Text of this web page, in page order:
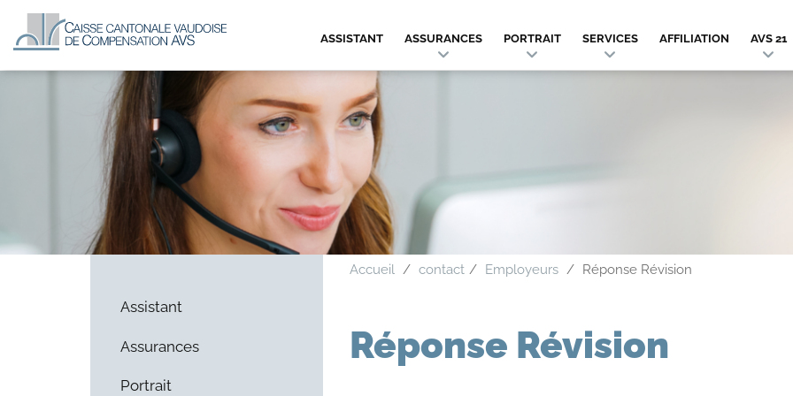
ASSISTANT ASSURANCES PORTRAIT SERVICES AFFILIATION AVS 21
Assistant
Assurances
Portrait
Accueil contact Employeurs Réponse Révision
Réponse Révision